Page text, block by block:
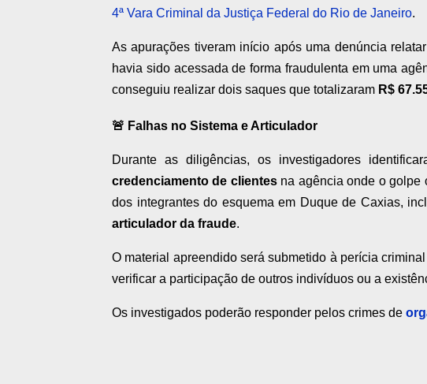
4ª Vara Criminal da Justiça Federal do Rio de Janeiro.
As apurações tiveram início após uma denúncia
havia sido acessada de forma fraudulenta em uma
conseguiu realizar dois saques que totalizaram R$
🚨 Falhas no Sistema e Articulador
Durante as diligências, os investigadores
credenciamento de clientesna agência onde o golpe
dos integrantes do esquema em Duque de Caxias,
articulador da fraude.
O material apreendido será submetido à perícia
verificar a participação de outros indivíduos ou a
Os investigados poderão responder pelos crimes de